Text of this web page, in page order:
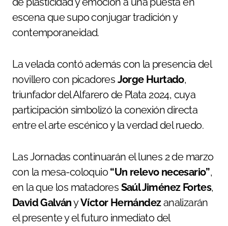
escena que supo conjugar tradición y
contemporaneidad.
La velada contó además con la presencia del
novillero con picadores Jorge Hurtado,
triunfador del Alfarero de Plata 2024, cuya
participación simbolizó la conexión directa
entre el arte escénico y la verdad del ruedo.
Las Jornadas continuarán el lunes 2 de marzo
con la mesa-coloquio“Un relevo necesario”,
en la que los matadores Saúl Jiménez Fortes,
David GalványVíctor Hernándezanalizarán
el presente y el futuro inmediato del